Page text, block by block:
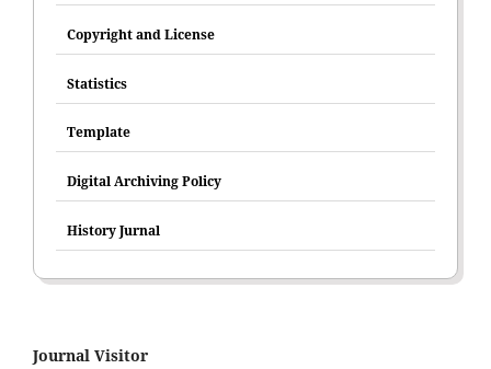
Copyright and License
Statistics
Template
Digital Archiving Policy
History Jurnal
Journal Visitor